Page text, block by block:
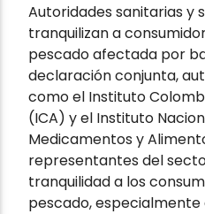
Autoridades sanitarias y
tranquilizan a
pescado afectada por
declaración conjunta,
como el Instituto
(ICA) y el Instituto
Medicamentos y
representantes del
tranquilidad a los
pescado, especialmente